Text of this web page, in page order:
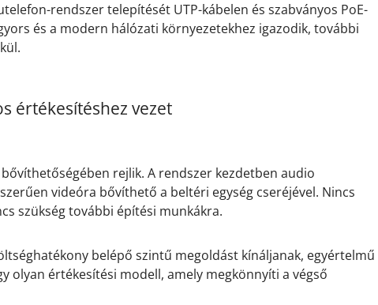
rendszer telepítését UTP-kábelen és szabványos PoE-
és a modern hálózati környezetekhez igazodik, további
értékesítéshez vezet
rejlik. A rendszer kezdetben audio
videóra bővíthető a beltéri egység cseréjével. Nincs
szükség további építési munkákra.
belépő szintű megoldást kínáljanak, egyértelmű
olyan értékesítési modell, amely megkönnyíti a végső